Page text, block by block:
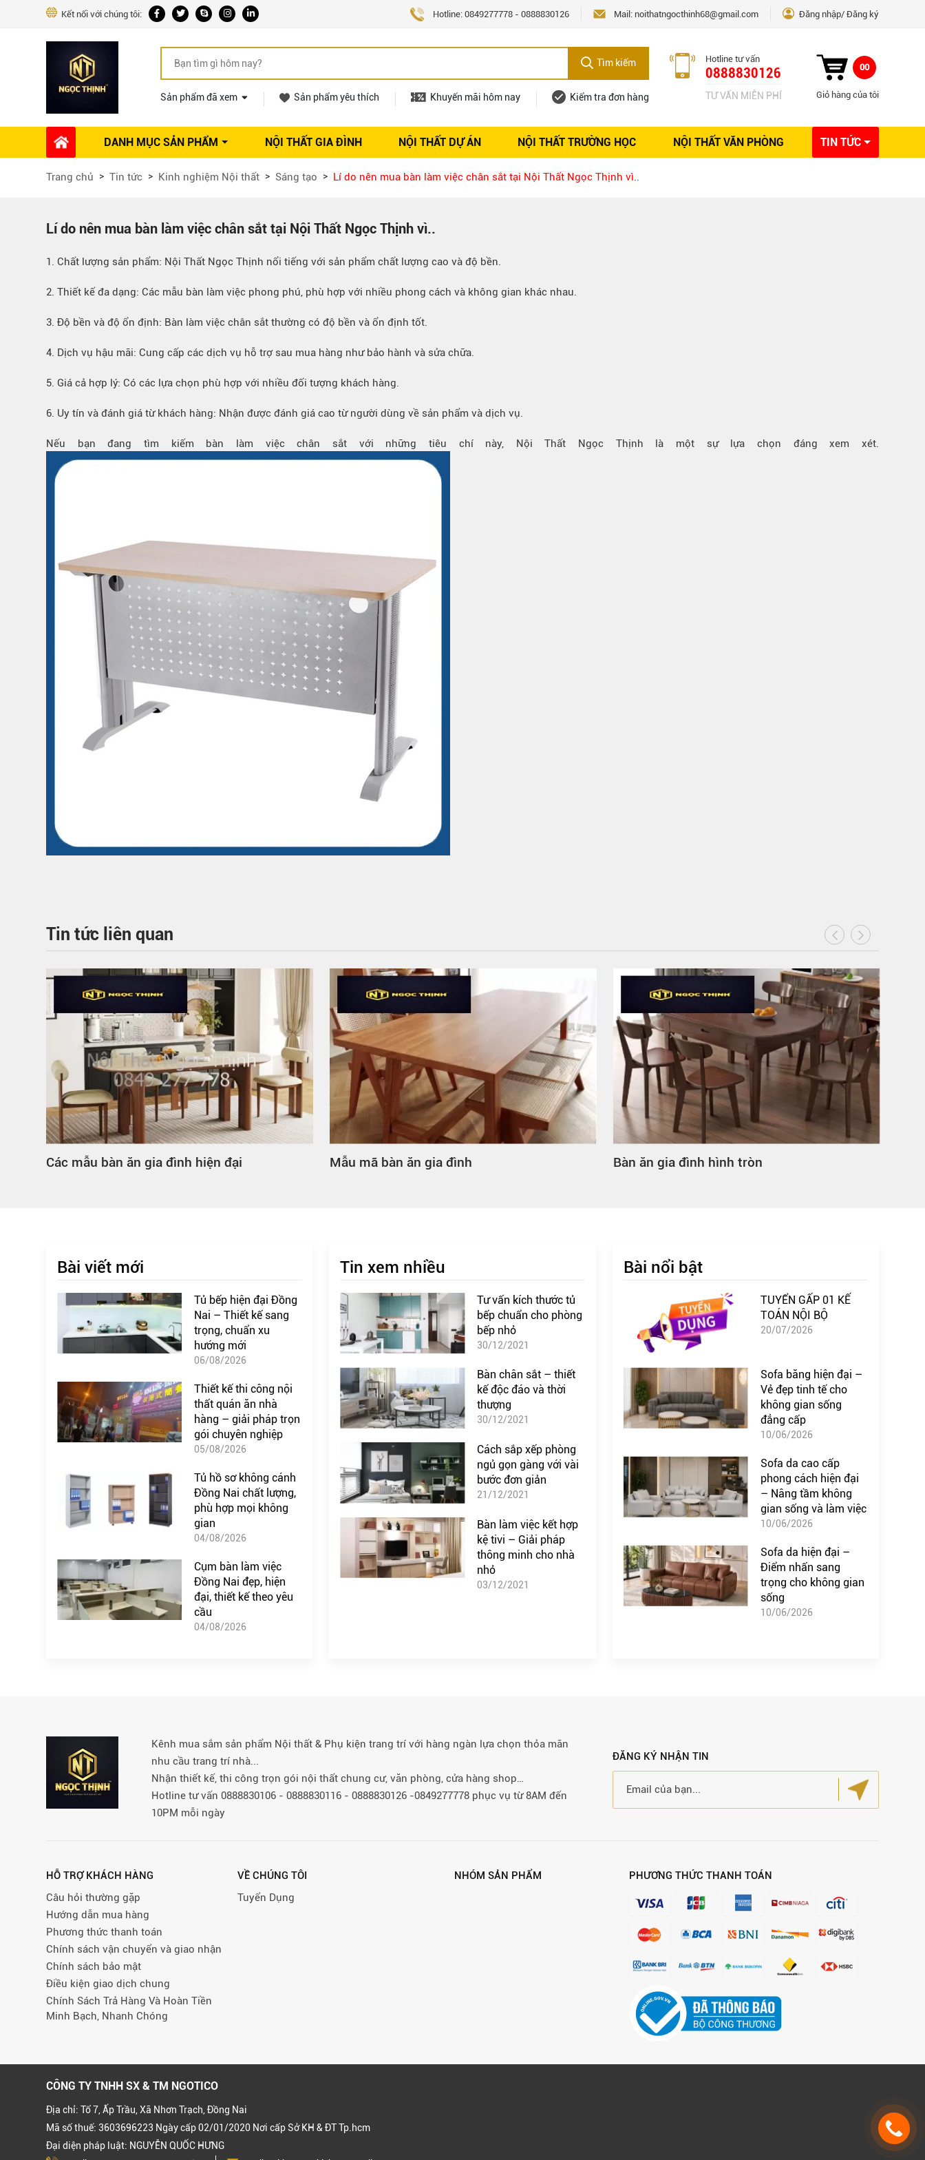
Kết nối với chúng tôi: Hotline: 0849277778 - 0888830126 Mail: noithatngocthinh68@gmail.com Đăng nhập Đăng ký
Tìm kiếm
Sản phẩm đã xem Sản phẩm yêu thích Khuyến mãi hôm nay Kiểm tra đơn hàng
Hotline tư vấn
0888830126
TƯ VẤN MIỄN PHÍ
00
Giỏ hàng của tôi
DANH MỤC SẢN PHẨM
Phụ kiện Nội thất
Ổ khóa tủ
Máy hút mùi
Phụ kiện tủ áo
Thùng đựng gạo
Bếp từ-Bếp hồng ngoại
Ray trượt – bản lề – tay nắm cửa
Phụ kiện tủ bếp dưới
Giá để dao thớt
Kệ gia vị
Kệ góc liên hoàn
NỘI THẤT GIA ĐÌNH NỘI THẤT DỰ ÁN NỘI THẤT TRƯỜNG HỌC NỘI THẤT VĂN PHÒNG TIN TỨC
Dự án thi công Tuyển dụng
Trang chủ Tin tức Kinh nghiệm Nội thất Sáng tạo Lí do nên mua bàn làm việc chân sắt tại Nội Thất Ngọc Thịnh vì..
Lí do nên mua bàn làm việc chân sắt tại Nội Thất Ngọc Thịnh vì..
1. Chất lượng sản phẩm: Nội Thất Ngọc Thịnh nổi tiếng với sản phẩm chất lượng cao và độ bền.
2. Thiết kế đa dạng: Các mẫu bàn làm việc phong phú, phù hợp với nhiều phong cách và không gian khác nhau.
3. Độ bền và độ ổn định: Bàn làm việc chân sắt thường có độ bền và ổn định tốt.
4. Dịch vụ hậu mãi: Cung cấp các dịch vụ hỗ trợ sau mua hàng như bảo hành và sửa chữa.
5. Giá cả hợp lý: Có các lựa chọn phù hợp với nhiều đối tượng khách hàng.
6. Uy tín và đánh giá từ khách hàng: Nhận được đánh giá cao từ người dùng về sản phẩm và dịch vụ.
Nếu bạn đang tìm kiếm bàn làm việc chân sắt với những tiêu chí này, Nội Thất Ngọc Thịnh là một sự lựa chọn đáng xem xét.
Tin tức liên quan
Mẫu mã bàn ăn gia đình Bàn ăn gia đình hình tròn Bàn ăn gia đình 4 người
Bài viết mới
Tủ bếp hiện đại Đồng
Nai – Thiết kế sang
trọng, chuẩn xu
hướng mới
06/08/2026
Thiết kế thi công nội
thất quán ăn nhà
hàng – giải pháp trọn
gói chuyên nghiệp
05/08/2026
Tủ hồ sơ không cánh
Đồng Nai chất lượng,
phù hợp mọi không
gian
04/08/2026
Cụm bàn làm việc
Đồng Nai đẹp, hiện
đại, thiết kế theo yêu
cầu
04/08/2026
Tin xem nhiều
Tư vấn kích thước tủ
bếp chuẩn cho phòng
bếp nhỏ
30/12/2021
Bàn chân sắt – thiết
kế độc đáo và thời
thượng
30/12/2021
Cách sắp xếp phòng
ngủ gọn gàng với vài
bước đơn giản
21/12/2021
Bàn làm việc kết hợp
kệ tivi – Giải pháp
thông minh cho nhà
nhỏ
03/12/2021
Bài nổi bật
TUYỂN GẤP 01 KẾ
TOÁN NỘI BỘ
20/07/2026
Sofa băng hiện đại –
Vẻ đẹp tinh tế cho
không gian sống
đẳng cấp
10/06/2026
Sofa da cao cấp
phong cách hiện đại
– Nâng tầm không
gian sống và làm việc
10/06/2026
Sofa da hiện đại –
Điểm nhấn sang
trọng cho không gian
sống
10/06/2026
Kênh mua sắm sản phẩm Nội thất & Phụ kiện trang trí với hàng ngàn lựa chọn thỏa mãn
nhu cầu trang trí nhà...
Nhận thiết kế, thi công trọn gói nội thất chung cư, văn phòng, cửa hàng shop…
Hotline tư vấn 0888830106 - 0888830116 - 0888830126 -0849277778 phục vụ từ 8AM đến
10PM mỗi ngày
ĐĂNG KÝ NHẬN TIN
HỖ TRỢ KHÁCH HÀNG
Câu hỏi thường gặp
Hướng dẫn mua hàng
Phương thức thanh toán
Chính sách vận chuyển và giao nhận
Chính sách bảo mật
Điều kiện giao dịch chung
Chính Sách Trả Hàng Và Hoàn Tiền
Minh Bạch, Nhanh Chóng
VỀ CHÚNG TÔI
Tuyển Dụng
NHÓM SẢN PHẨM PHƯƠNG THỨC THANH TOÁN
CÔNG TY TNHH SX & TM NGOTICO
Địa chỉ: Tổ 7, Ấp Trầu, Xã Nhơn Trạch, Đồng Nai
Mã số thuế: 3603696223 Ngày cấp 02/01/2020 Nơi cấp Sở KH & ĐT Tp.hcm
Đại diện pháp luật: NGUYỄN QUỐC HƯNG